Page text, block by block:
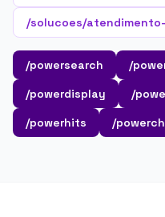
/solucoes/
/powersearch /
/powerdisplay
/
/powerhits
/